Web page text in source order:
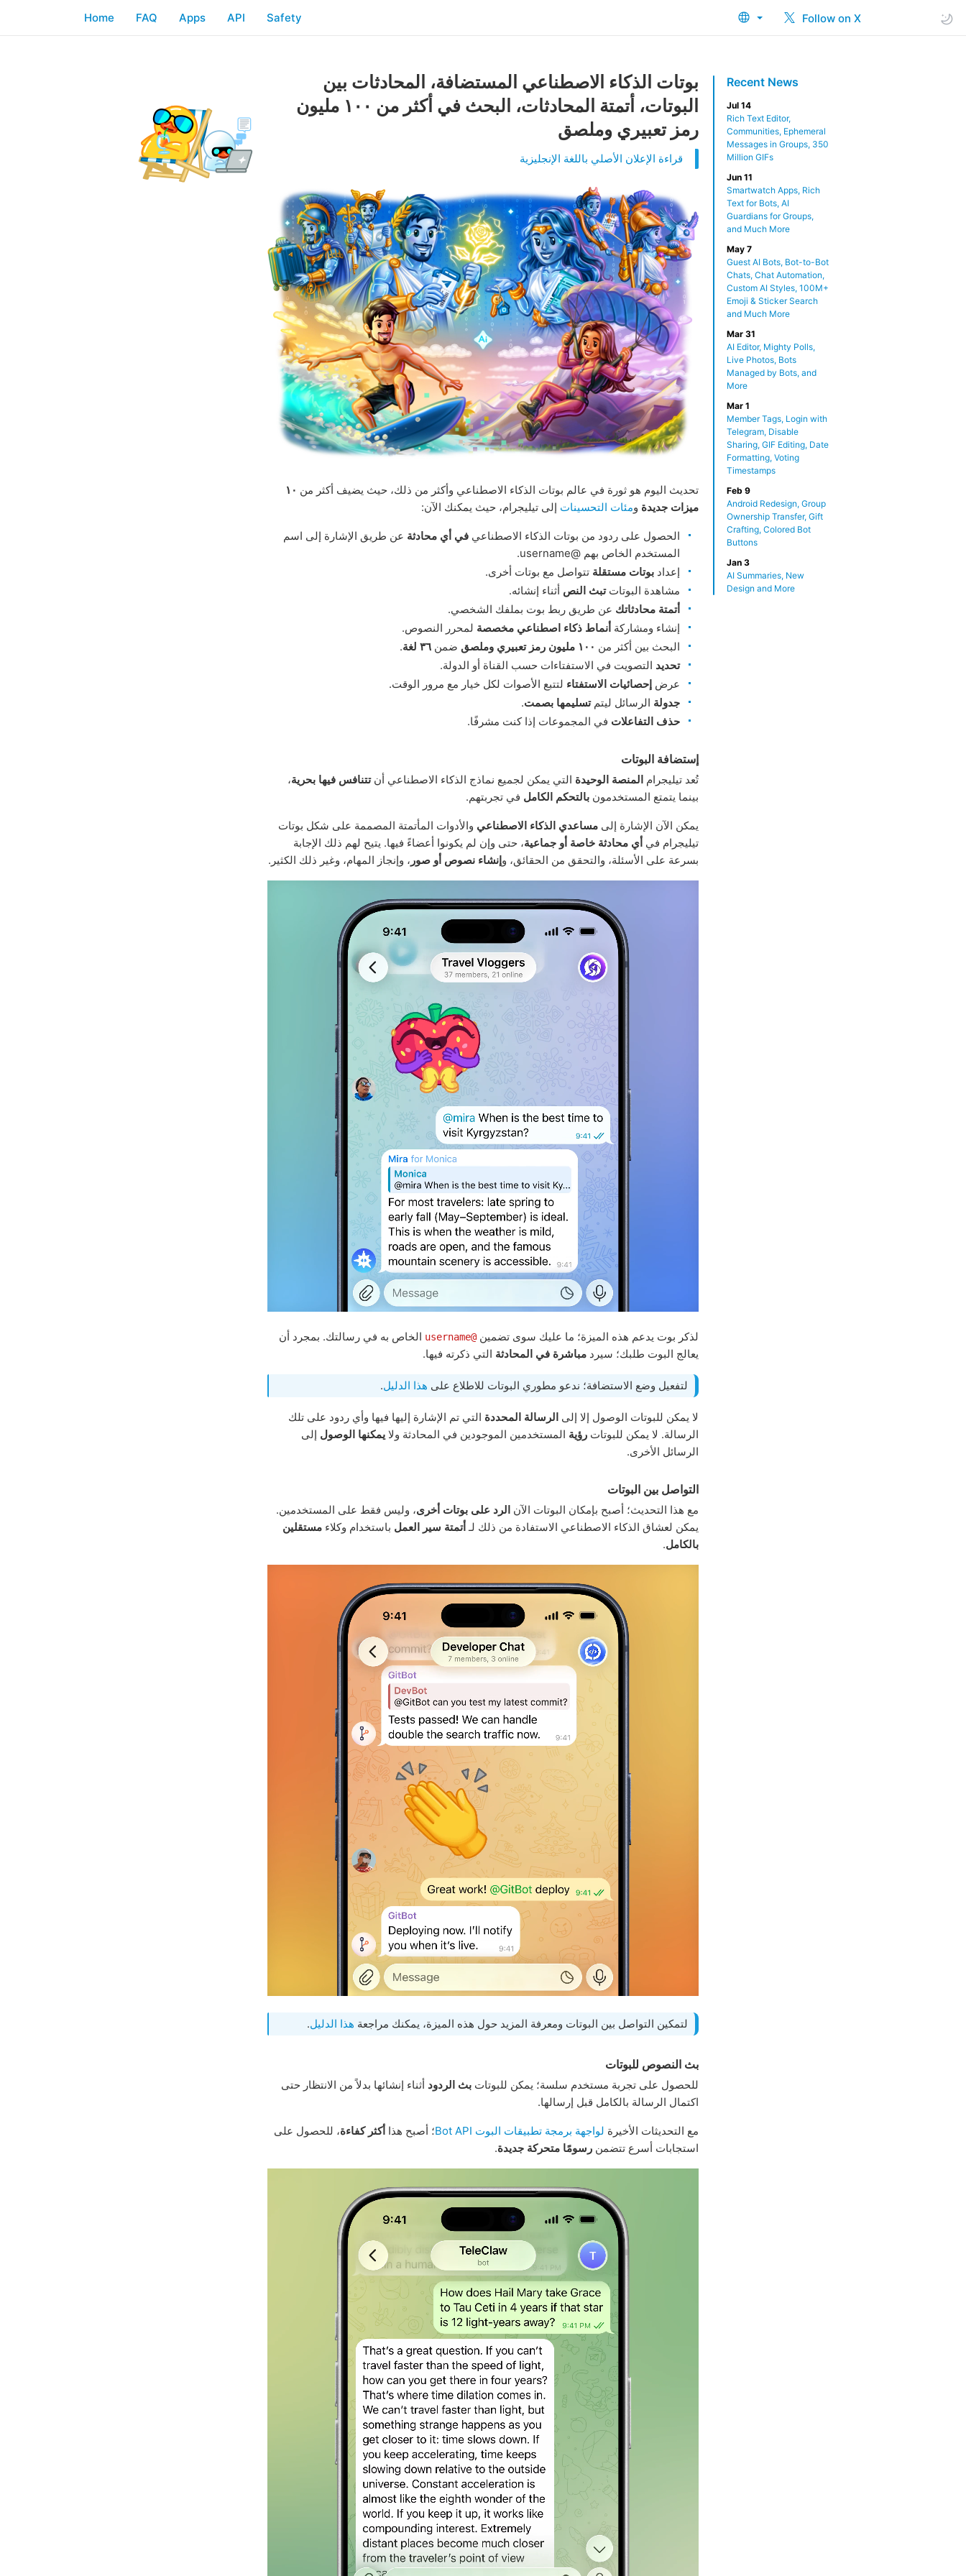
Follow on X
Home FAQ Apps API Safety
Recent News
Jul 14
Rich Text Editor,
Communities, Ephemeral
Messages in Groups, 350
Million GIFs
Jun 11
Smartwatch Apps, Rich
Text for Bots, AI
Guardians for Groups,
and Much More
May 7
Guest AI Bots, Bot-to-Bot
Chats, Chat Automation,
Custom AI Styles, 100M+
Emoji & Sticker Search
and Much More
Mar 31
AI Editor, Mighty Polls,
Live Photos, Bots
Managed by Bots, and
More
Mar 1
Member Tags, Login with
Telegram, Disable
Sharing, GIF Editing, Date
Formatting, Voting
Timestamps
Feb 9
Android Redesign, Group
Ownership Transfer, Gift
Crafting, Colored Bot
Buttons
Jan 3
AI Summaries, New
Design and More
بوتات الذكاء الاصطناعي المستضافة، المحادثات بين
البوتات، أتمتة المحادثات، البحث في أكثر من ١٠٠ مليون
رمز تعبيري وملصق
قراءة الإعلان الأصلي باللغة الإنجليزية
تحديث اليوم هو ثورة في عالم بوتات الذكاء الاصطناعي وأكثر من ذلك، حيث يضيف أكثر من ١٠
ميزات جديدة ومئات التحسينات إلى تيليجرام، حيث يمكنك الآن:
الحصول على ردود من بوتات الذكاء الاصطناعي في أي محادثة عن طريق الإشارة إلى اسم
المستخدم الخاص بهم @username.
إعداد بوتات مستقلة تتواصل مع بوتات أخرى.
مشاهدة البوتاتتبث النص أثناء إنشائه.
أتمتة محادثاتك عن طريق ربط بوت بملفك الشخصي.
إنشاء ومشاركة أنماط ذكاء اصطناعي مخصصة لمحرر النصوص.
البحث بين أكثر من ١٠٠ مليون رمز تعبيري وملصق ضمن ٣٦ لغة
.
تحديد التصويت في الاستفتاءات حسب القناة أو الدولة.
عرض إحصائيات الاستفتاء لتتبع الأصوات لكل خيار مع مرور الوقت.
جدولة الرسائل ليتمتسليمها بصمت.
حذف التفاعلات في المجموعات إذا كنت مشرفًا.
إستضافة البوتات
تُعد تيليجرام المنصة الوحيدة التي يمكن لجميع نماذج الذكاء الاصطناعي أنتتنافس فيها بحرية،
بينما يتمتع المستخدمون بالتحكم الكامل في تجربتهم.
يمكن الآن الإشارة إلى مساعدي الذكاء الاصطناعي والأدوات المأتمتة المصممة على شكل بوتات
تيليجرام في أي محادثة خاصة أو جماعية، حتى وإن لم يكونوا أعضاءً فيها. يتيح لهم ذلك الإجابة
بسرعة على الأسئلة، والتحقق من الحقائق، وإنشاء نصوص أو صور ، وإنجاز المهام، وغير ذلك الكثير.
لذكر بوت يدعم هذه الميزة؛ ما عليك سوى تضمين @username
الخاص به في رسالتك. بمجرد أن
يعالج البوت طلبك؛ سيرد مباشرة في المحادثة التي ذكرته فيها.
لتفعيل وضع الاستضافة؛ ندعو مطوري البوتات للاطلاع على هذا الدليل.
لا يمكن للبوتات الوصول إلا إلى الرسالة المحددة التي تم الإشارة إليها فيها وأي ردود على تلك
الرسالة. لا يمكن للبوتات رؤية المستخدمين الموجودين في المحادثة ولا يمكنها الوصول إلى
الرسائل الأخرى.
التواصل بين البوتات
مع هذا التحديث؛ أصبح بإمكان البوتات الآن الرد على بوتات أخرى، وليس فقط على المستخدمين.
يمكن لعشاق الذكاء الاصطناعي الاستفادة من ذلك لـأتمتة سير العمل باستخدام وكلاء مستقلين
بالكامل.
لتمكين التواصل بين البوتات ومعرفة المزيد حول هذه الميزة، يمكنك مراجعة هذا الدليل.
بث النصوص للبوتات
للحصول على تجربة مستخدم سلسة؛ يمكن للبوتات بث الردود أثناء إنشائها بدلاً من الانتظار حتى
اكتمال الرسالة بالكامل قبل إرسالها.
مع التحديثات الأخيرة لواجهة برمجة تطبيقات البوت Bot API ؛ أصبح هذا أكثر كفاءة، للحصول على
استجابات أسرع تتضمن رسومًا متحركة جديدة.